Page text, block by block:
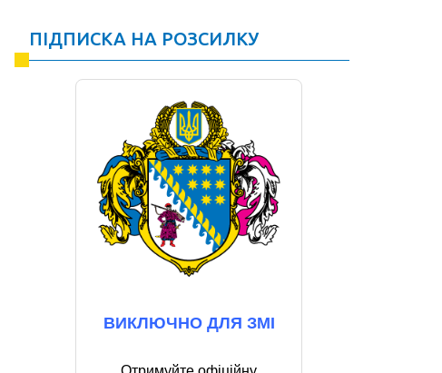
ПІДПИСКА НА РОЗСИЛКУ
ВИКЛЮЧНО ДЛЯ ЗМІ